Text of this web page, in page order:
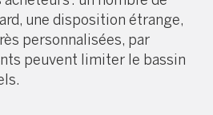
une disposition étrange,
personnalisées, par
peuvent limiter le bassin